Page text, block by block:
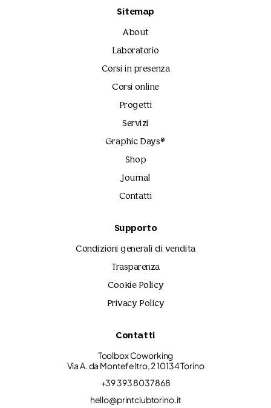
Sitemap
About
Laboratorio
Corsi in presenza
Corsi online
Progetti
Servizi
Graphic Days®
Shop
Journal
Contatti
Supporto
Condizioni generali di vendita
Trasparenza
Cookie Policy
Privacy Policy
Contatti
Toolbox Coworking
Via A. da Montefeltro, 2 10134 Torino
+39 393 8037868
hello@printclubtorino.it